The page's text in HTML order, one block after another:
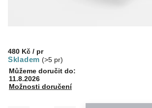
480 Kč / pr
Skladem (>5 pr)
Můžeme doručit do:
11.8.2026
Možnosti doručení